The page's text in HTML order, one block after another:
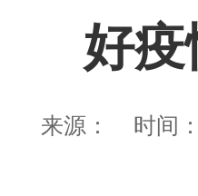
好
来源： 时间